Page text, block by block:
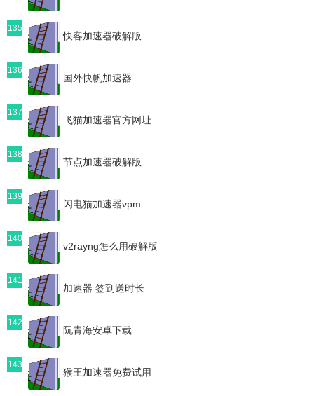
135
快客加速器破解版
136
国外快帆加速器
137
飞猫加速器官方网址
138
节点加速器破解版
139
闪电猫加速器vpm
140
v2rayng怎么用破解版
141
加速器 签到送时长
142
阮青海安卓下载
143
猴王加速器免费试用